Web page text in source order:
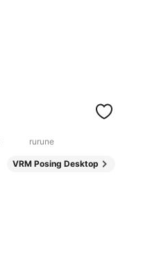
rurune
VRM Posing Desktop